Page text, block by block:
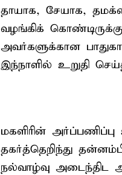
தாயாக, சேயாக,
வழங்கிக்
அவர்களுக்கான
இந்நாளில் உறுதி
மகளிரின்
தகர்த்தெறிந்து
நல்வாழ்வு அடைந்திட